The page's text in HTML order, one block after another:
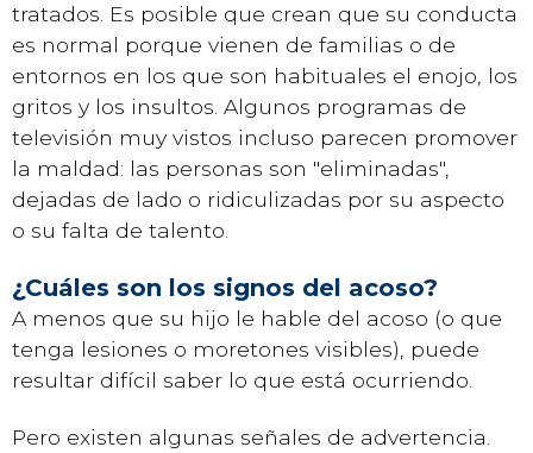
tratados. Es posible que crean que su conducta
es normal porque vienen de familias o de
entornos en los que son habituales el enojo, los
gritos y los insultos. Algunos programas de
televisión muy vistos incluso parecen promover
la maldad: las personas son "eliminadas",
dejadas de lado o ridiculizadas por su aspecto
o su falta de talento.
¿Cuáles son los signos del acoso?
A menos que su hijo le hable del acoso (o que
tenga lesiones o moretones visibles), puede
resultar difícil saber lo que está ocurriendo.
Pero existen algunas señales de advertencia.